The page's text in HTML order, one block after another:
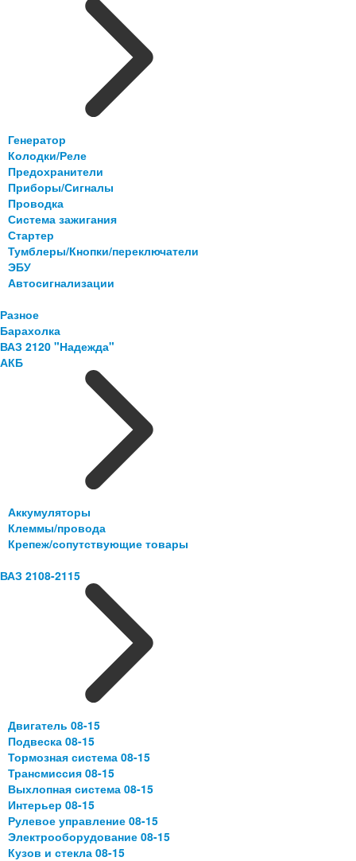
Генератор
Колодки/Реле
Предохранители
Приборы/Сигналы
Проводка
Система зажигания
Стартер
Тумблеры/Кнопки/переключатели
ЭБУ
Автосигнализации
Разное
Барахолка
ВАЗ 2120 "Надежда"
АКБ
Аккумуляторы
Клеммы/провода
Крепеж/сопутствующие товары
ВАЗ 2108-2115
Двигатель 08-15
Подвеска 08-15
Тормозная система 08-15
Трансмиссия 08-15
Выхлопная система 08-15
Интерьер 08-15
Рулевое управление 08-15
Электрооборудование 08-15
Кузов и стекла 08-15